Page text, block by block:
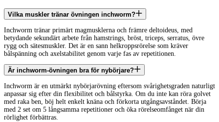
Vilka muskler tränar övningen inchworm?
Inchworm tränar primärt magmusklerna och främre deltoideus, med
betydande sekundärt arbete från hamstrings, bröst, triceps, serratus, övre
rygg och sätesmuskler. Det är en sann helkroppsrörelse som kräver
bålspänning och axelstabilitet genom varje fas av repetitionen.
Är inchworm-övningen bra för nybörjare?
Inchworm är en utmärkt nybörjarövning eftersom svårighetsgraden naturligt
anpassar sig efter din flexibilitet och bålstyrka. Om du inte kan röra golvet
med raka ben, böj helt enkelt knäna och förkorta utgångsavståndet. Börja
med 2 set om 5 långsamma repetitioner och öka rörelseomfånget när din
rörlighet förbättras.